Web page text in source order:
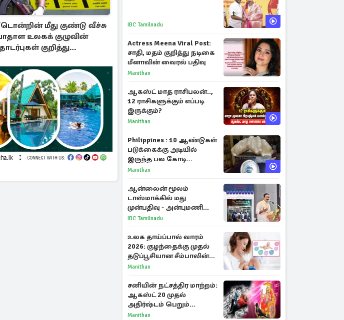
மீது குண்டு வீச்சு
உலகக் குழுவின்
குறித்து
IBC Tamilnadu
Actress Meena Viral Post:
சாதி, மதம் குறித்து நடிகை
மீனாவின் வைரல் பதிவு
Manithan
ஆகஸ்ட் மாத ராசிபலன்..,
12 ராசிகளுக்கும் எப்படி
இருக்கும்?
Manithan
Philippines : 10 ஆண்டுகள்
படுக்கைக்கு அடியில்
இருந்த பல கோடி
மதிப்புள்ள அரிய முத்து!
Manithan
ஆன்லைன் மூலம்
டாஸ்மாக்கில் மது
முன்பதிவு - அன்புமணி
ராமதாஸ் எதிர்ப்பு
IBC Tamilnadu
உலக தாய்ப்பால் வாரம்
2026: குழந்தைக்கு முதல்
தடுப்பூசியான சீம்பாலின்
முக்கியத்துவம்!
Manithan
சனியின் நட்சத்திர மாற்றம்:
ஆகஸ்ட் 20 முதல்
அதிர்ஷ்டம் பெறும்
ராசிகள்!
Manithan